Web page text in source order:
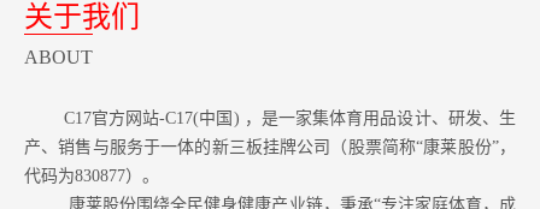
关于我们
ABOUT
C17官方网站-C17(中国) ，是一家集体育用品设计、研发、生
产、销售与服务于一体的新三板挂牌公司（股票简称“康莱股份”，
代码为830877）。
康莱股份围绕全民健身健康产业链，秉承“专注家庭体育，成